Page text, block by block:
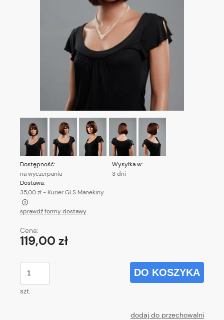
Dostępność:
na wyczerpaniu
Wysyłka w:
3 dni
Dostawa:
35,00 zł- Kurier GLS Manekiny
Cena nie zawiera ewentualnych kosztów płatności
sprawdź formy dostawy
Cena:
119,00 zł
szt.
DO KOSZYKA
dodaj do przechowalni